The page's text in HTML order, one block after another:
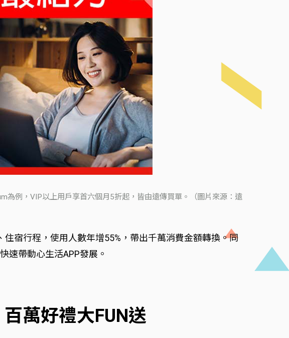
為例，VIP以上用戶享首六個月5折起，皆由遠傳買單。（圖片來源：遠
宿行程，使用人數年增55%，帶出千萬消費金額轉換。同
速帶動心生活APP發展。
萬好禮大FUN送